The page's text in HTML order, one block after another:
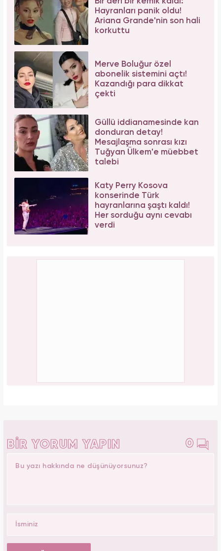
Hayranları panik oldu!
Ariana Grande'nin son hali
korkuttu
Merve Boluğur özel
abonelik sistemini açtı!
Kazandığı para dikkat
çekti
Güllü iddianamesinde kan
donduran detay!
Mesajlaşma sonrası kızı
Tuğyan Ülkem'e müebbet
talebi
Katy Perry Kosova
konserinde Türk
hayranlarına şaştı kaldı!
Her sorduğu aynı cevabı
verdi
BİR YORUM YAPIN 0